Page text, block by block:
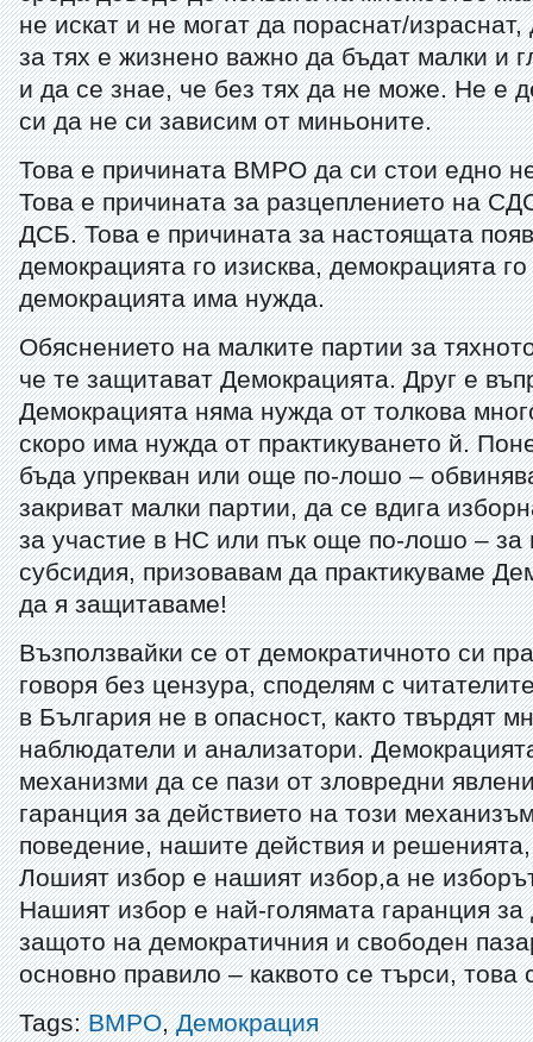
не искат и не могат да пораснат/
за тях е жизнено важно да бъдат малки и
и да се знае, че без тях да не може. Не е
си да не си зависим от миньоните.
Това е причината ВМРО да си стои едно
Това е причината за разцеплението на
ДСБ. Това е причината за настоящата
демокрацията го изисква, демокрацията
демокрацията има нужда.
Обяснението на малките партии за
че те защитават Демокрацията. Друг е
Демокрацията няма нужда от толкова
скоро има нужда от практикуването й.
бъда упрекван или още по-лошо –
закриват малки партии, да се вдига
за участие в НС или пък още по-лошо – за
субсидия, призовавам да практикуваме
да я защитаваме!
Възползвайки се от демократичното си
говоря без цензура, споделям с
в България не в опасност, както твърдят
наблюдатели и анализатори.
механизми да се пази от зловредни
гаранция за действието на този
поведение, нашите действия и
Лошият избор е нашият избор,а не
Нашият избор е най-голямата гаранция за
защото на демократичния и свободен
основно правило – каквото се търси, това
Tags:ВМРО,Демокрация